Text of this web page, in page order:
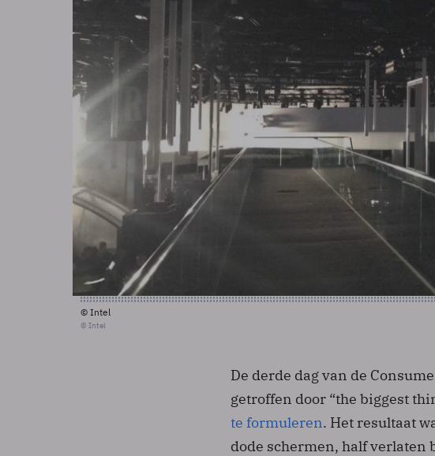
© Intel
© Intel
De derde dag van de
getroffen door “the biggest
te formuleren. Het resultaat
dode schermen, half verlaten